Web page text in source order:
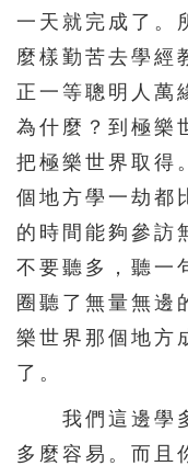
一天就完成了。
麼樣勤苦去學經
正一等聰明人萬
為什麼？到極樂
把極樂世界取得
個地方學一劫都
的時間能夠參訪
不要聽多，聽一
圈聽了無量無邊
樂世界那個地方
了。
我們這邊學多
多麼容易。而且